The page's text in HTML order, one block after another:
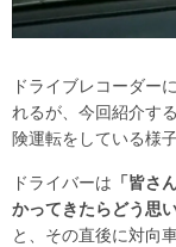
ドライブレコーダー
れるが、今回紹介す
険運転をしている様
ドライバーは 「皆さ
かってきたらどう思
と、その直後に対向